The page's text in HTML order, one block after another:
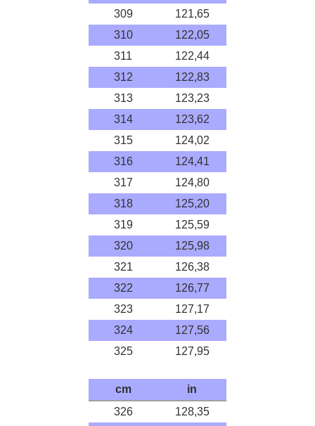
309
121,65
310
122,05
311
122,44
312
122,83
313
123,23
314
123,62
315
124,02
316
124,41
317
124,80
318
125,20
319
125,59
320
125,98
321
126,38
322
126,77
323
127,17
324
127,56
325
127,95
cm
in
326
128,35